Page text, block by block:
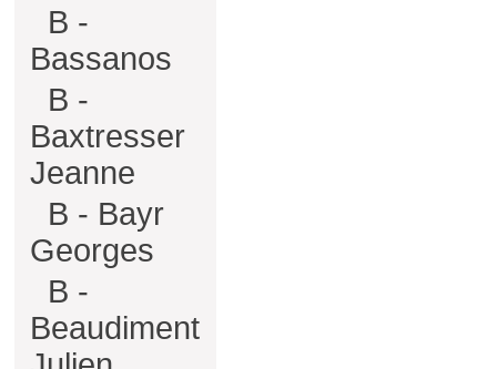
B -
Bassanos
B -
Baxtresser
Jeanne
B - Bayr
Georges
B -
Beaudiment